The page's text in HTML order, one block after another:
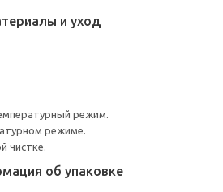
и уход
режим.
режиме.
чистке.
об упаковке